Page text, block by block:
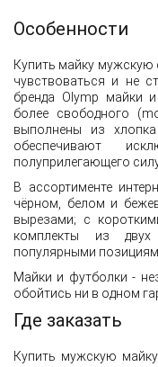
Особенности
Купить майку мужскую
чувствоваться и не
бренда Olymp майки
более свободного
выполнены из
обеспечивают
полуприлегающего
В ассортименте
чёрном, белом и
вырезами; с
комплекты из
популярными
Майки и футболки -
обойтись ни в одном
Где заказать
Купить мужскую